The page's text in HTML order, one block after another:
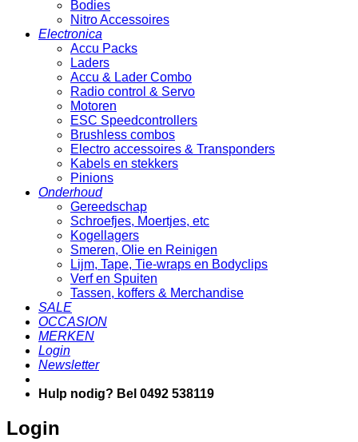
Bodies
Nitro Accessoires
Electronica
Accu Packs
Laders
Accu & Lader Combo
Radio control & Servo
Motoren
ESC Speedcontrollers
Brushless combos
Electro accessoires & Transponders
Kabels en stekkers
Pinions
Onderhoud
Gereedschap
Schroefjes, Moertjes, etc
Kogellagers
Smeren, Olie en Reinigen
Lijm, Tape, Tie-wraps en Bodyclips
Verf en Spuiten
Tassen, koffers & Merchandise
SALE
OCCASION
MERKEN
Login
Newsletter
Hulp nodig? Bel 0492 538119
Login